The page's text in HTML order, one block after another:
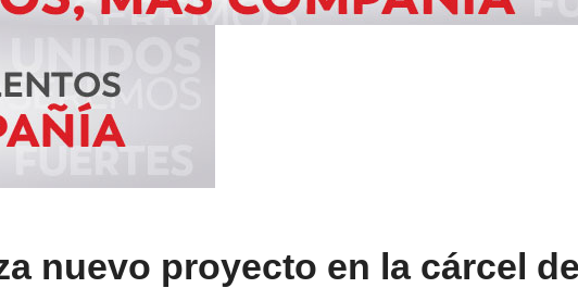
nuevo proyecto en la cárcel de